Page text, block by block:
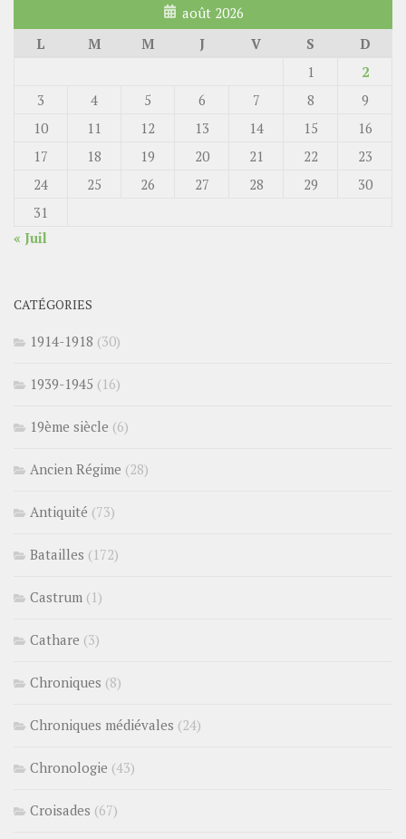
août 2026
L
M M J V S
D
1
2
3
4 5 6 7 8
9
10
11 12 13 14 15
16
17
18 19 20 21 22
23
24
25 26 27 28 29
30
31
« Juil
CATÉGORIES
1914-1918 (30)
1939-1945 (16)
19ème siècle (6)
Ancien Régime (28)
Antiquité (73)
Batailles (172)
Castrum (1)
Cathare (3)
Chroniques (8)
Chroniques médiévales (24)
Chronologie (43)
Croisades (67)